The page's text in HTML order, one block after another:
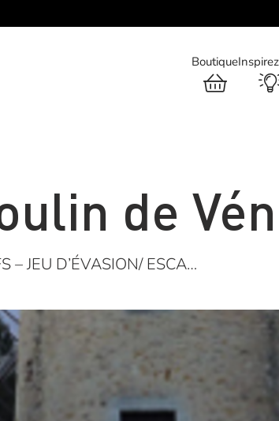
Boutique
de
– JEU D’ÉVASION/ ESCA…